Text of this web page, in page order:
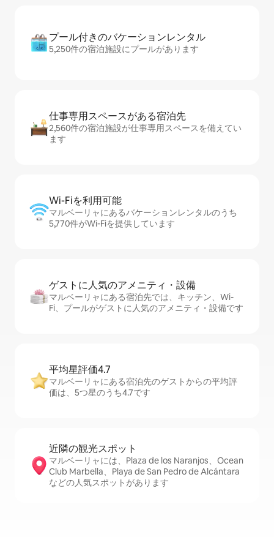
プール付きのバ⁠ケ⁠ー⁠シ⁠ョ⁠ンレ⁠ン⁠タ⁠ル
5,250件の宿泊施設にプールがあります
仕事専用ス⁠ペ⁠ー⁠スがあ⁠る宿⁠泊⁠先
2,560件の宿泊施設が仕事専用スペースを備えてい
ます
Wi-Fiを利⁠用⁠可⁠能
マルベーリャにあるバケーションレンタルのうち
5,770件がWi-Fiを提供しています
ゲストに人⁠気⁠のア⁠メ⁠ニ⁠テ⁠ィ・設⁠備
マルベーリャにある宿泊先では、キッチン、Wi-
Fi、プールがゲストに人気のアメニティ・設備です
平均星評価4.7
マルベーリャにある宿泊先のゲストからの平均評
価は、5つ星のうち4.7です
近隣の観光ス⁠ポ⁠ッ⁠ト
マルベーリャには、Plaza de los Naranjos、Ocean
Club Marbella、Playa de San Pedro de Alcántara
などの人気スポットがあります